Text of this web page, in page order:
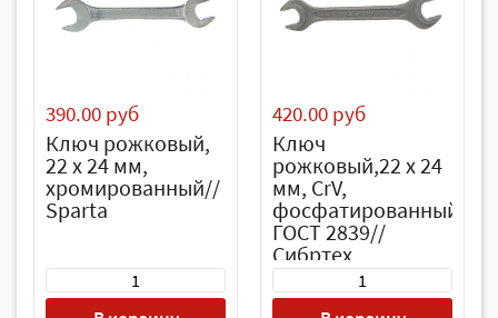
390.00 руб
Ключ рожковый,
22 х 24 мм,
хромированный//
Sparta
420.00 руб
Ключ
рожковый,22 х 24
мм, CrV,
фосфатированный,
ГОСТ 2839//
Сибртех